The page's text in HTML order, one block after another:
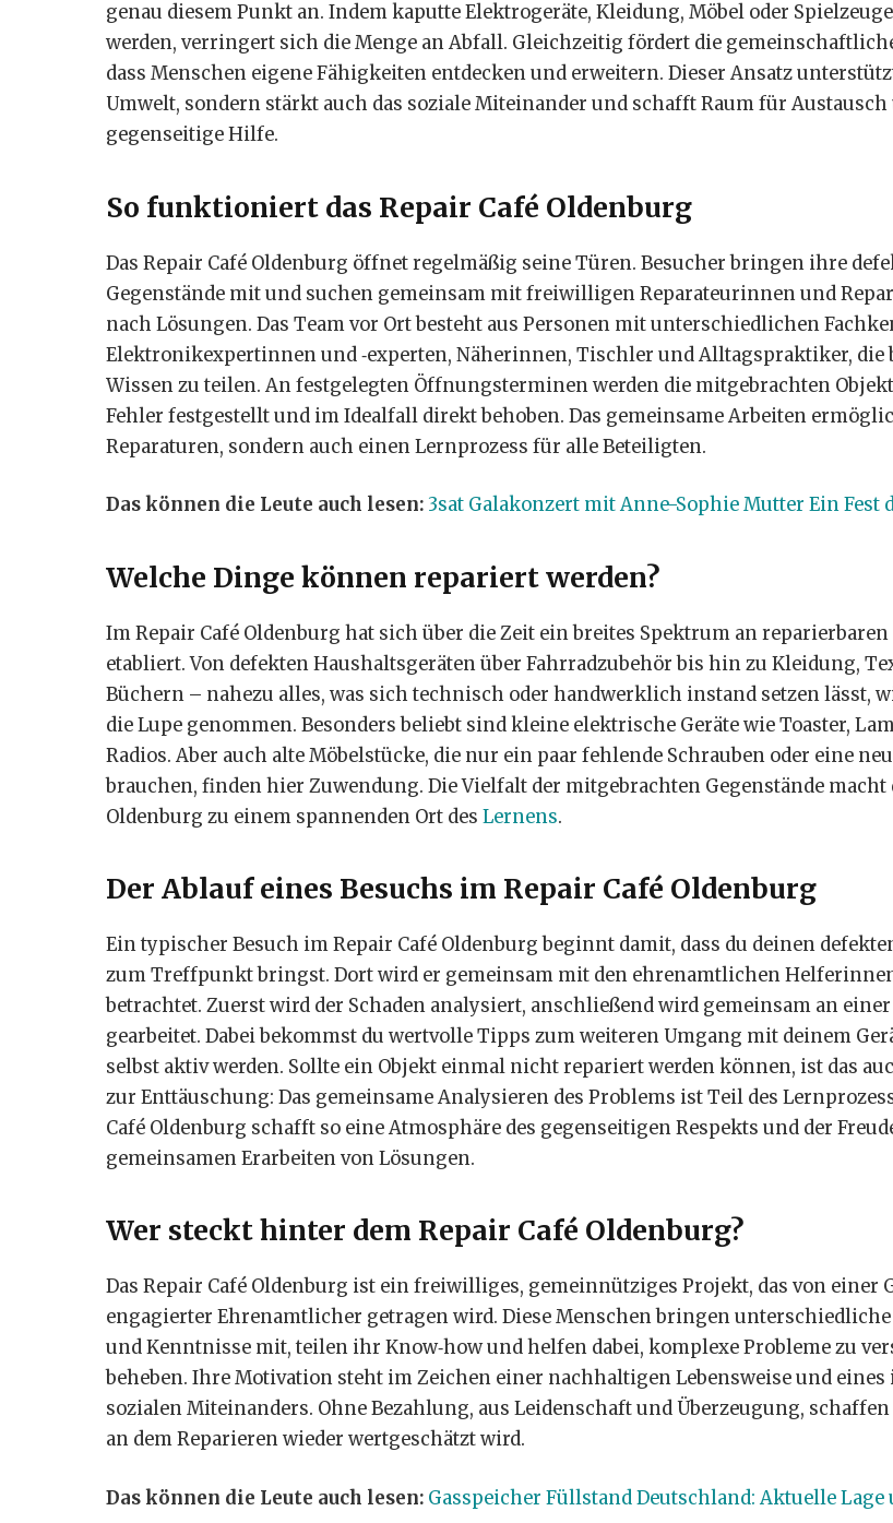
genau diesem Punkt an. Indem kaputte Elektrogeräte, Kleidung, Möbel oder
werden, verringert sich die Menge an Abfall. Gleichzeitig fördert die
dass Menschen eigene Fähigkeiten entdecken und erweitern. Dieser Ansatz
Umwelt, sondern stärkt auch das soziale Miteinander und schafft Raum für Austausch
gegenseitige Hilfe.
So funktioniert das Repair Café Oldenburg
Das Repair Café Oldenburg öffnet regelmäßig seine Türen. Besucher bringen ihre
Gegenstände mit und suchen gemeinsam mit freiwilligen Reparateurinnen und
nach Lösungen. Das Team vor Ort besteht aus Personen mit unterschiedlichen
Elektronikexpertinnen und ‑experten, Näherinnen, Tischler und Alltagspraktiker, die
Wissen zu teilen. An festgelegten Öffnungsterminen werden die mitgebrachten
Fehler festgestellt und im Idealfall direkt behoben. Das gemeinsame Arbeiten
Reparaturen, sondern auch einen Lernprozess für alle Beteiligten.
Das können die Leute auch lesen: 3sat Galakonzert mit Anne-Sophie Mutter Ein Fest
Welche Dinge können repariert werden?
Im Repair Café Oldenburg hat sich über die Zeit ein breites Spektrum an reparierbaren
etabliert. Von defekten Haushaltsgeräten über Fahrradzubehör bis hin zu Kleidung,
Büchern – nahezu alles, was sich technisch oder handwerklich instand setzen lässt,
die Lupe genommen. Besonders beliebt sind kleine elektrische Geräte wie Toaster,
Radios. Aber auch alte Möbelstücke, die nur ein paar fehlende Schrauben oder eine
brauchen, finden hier Zuwendung. Die Vielfalt der mitgebrachten Gegenstände macht
Oldenburg zu einem spannenden Ort des Lernens.
Der Ablauf eines Besuchs im Repair Café Oldenburg
Ein typischer Besuch im Repair Café Oldenburg beginnt damit, dass du deinen
zum Treffpunkt bringst. Dort wird er gemeinsam mit den ehrenamtlichen
betrachtet. Zuerst wird der Schaden analysiert, anschließend wird gemeinsam an
gearbeitet. Dabei bekommst du wertvolle Tipps zum weiteren Umgang mit deinem
selbst aktiv werden. Sollte ein Objekt einmal nicht repariert werden können, ist das
zur Enttäuschung: Das gemeinsame Analysieren des Problems ist Teil des
Café Oldenburg schafft so eine Atmosphäre des gegenseitigen Respekts und der
gemeinsamen Erarbeiten von Lösungen.
Wer steckt hinter dem Repair Café Oldenburg?
Das Repair Café Oldenburg ist ein freiwilliges, gemeinnütziges Projekt, das von einer
engagierter Ehrenamtlicher getragen wird. Diese Menschen bringen
und Kenntnisse mit, teilen ihr Know‑how und helfen dabei, komplexe Probleme zu
beheben. Ihre Motivation steht im Zeichen einer nachhaltigen Lebensweise und
sozialen Miteinanders. Ohne Bezahlung, aus Leidenschaft und Überzeugung,
an dem Reparieren wieder wertgeschätzt wird.
Das können die Leute auch lesen: Gasspeicher Füllstand Deutschland: Aktuelle Lage